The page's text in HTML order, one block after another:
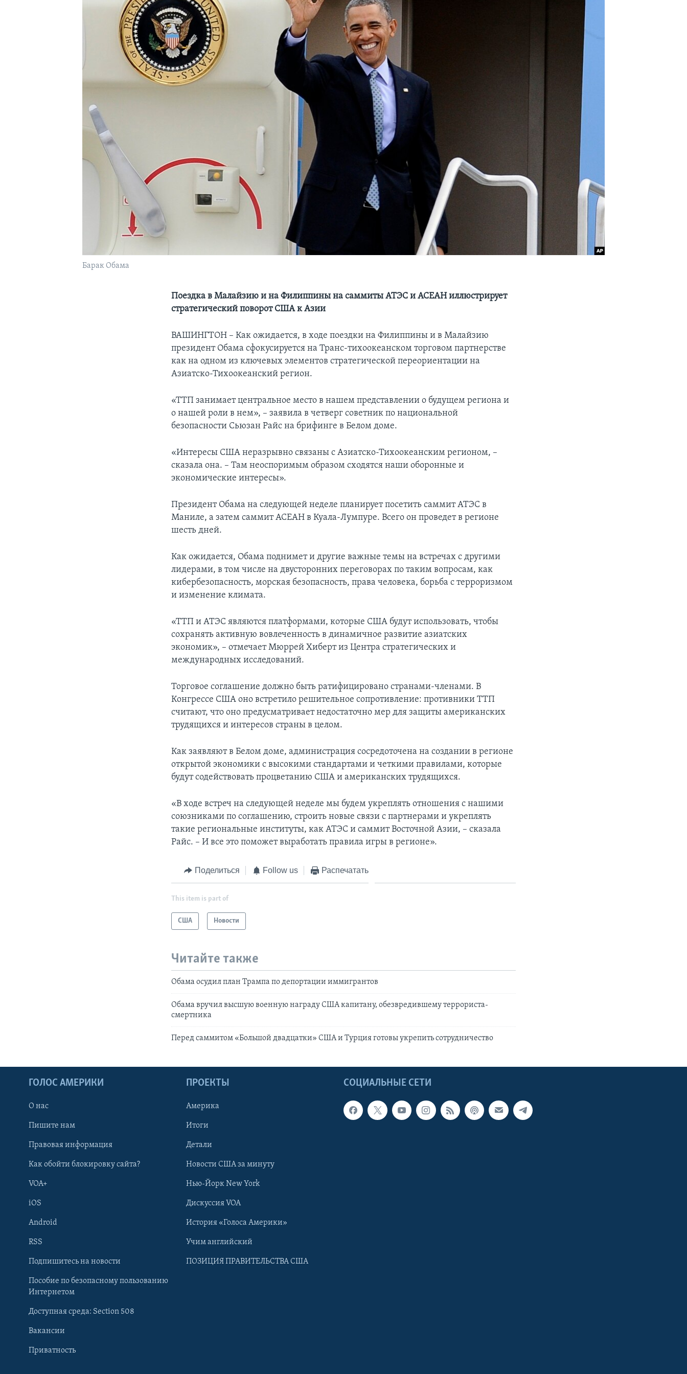
Learning English
Языки
Барак Обама
Поездка в Малайзию и на Филиппины на саммиты АТЭС и АСЕАН иллюстрирует
стратегический поворот США к Азии
ВАШИНГТОН – Как ожидается, в ходе поездки на Филиппины и в Малайзию
президент Обама сфокусируется на Транс-тихоокеанском торговом партнерстве
как на одном из ключевых элементов стратегической переориентации на
Азиатско-Тихоокеанский регион.
«ТТП занимает центральное место в нашем представлении о будущем региона и
о нашей роли в нем», – заявила в четверг советник по национальной
безопасности Сьюзан Райс на брифинге в Белом доме.
«Интересы США неразрывно связаны с Азиатско-Тихоокеанским регионом, –
сказала она. – Там неоспоримым образом сходятся наши оборонные и
экономические интересы».
Президент Обама на следующей неделе планирует посетить саммит АТЭС в
Маниле, а затем саммит АСЕАН в Куала-Лумпуре. Всего он проведет в регионе
шесть дней.
Как ожидается, Обама поднимет и другие важные темы на встречах с другими
лидерами, в том числе на двусторонних переговорах по таким вопросам, как
кибербезопасность, морская безопасность, права человека, борьба с терроризмом
и изменение климата.
«ТТП и АТЭС являются платформами, которые США будут использовать, чтобы
сохранять активную вовлеченность в динамичное развитие азиатских
экономик», – отмечает Мюррей Хиберт из Центра стратегических и
международных исследований.
Торговое соглашение должно быть ратифицировано странами-членами. В
Конгрессе США оно встретило решительное сопротивление: противники ТТП
считают, что оно предусматривает недостаточно мер для защиты американских
трудящихся и интересов страны в целом.
Как заявляют в Белом доме, администрация сосредоточена на создании в регионе
открытой экономики с высокими стандартами и четкими правилами, которые
будут содействовать процветанию США и американских трудящихся.
«В ходе встреч на следующей неделе мы будем укреплять отношения с нашими
союзниками по соглашению, строить новые связи с партнерами и укреплять
такие региональные институты, как АТЭС и саммит Восточной Азии, – сказала
Райс. – И все это поможет выработать правила игры в регионе».
Поделиться Follow us Распечатать
This item is part of
США Новости
Читайте также
Обама осудил план Трампа по депортации иммигрантов
Обама вручил высшую военную награду США капитану, обезвредившему террориста-
смертника
Перед саммитом «Большой двадцатки» США и Турция готовы укрепить сотрудничество
СОЦИАЛЬНЫЕ СЕТИ
ГОЛОС АМЕРИКИ
О нас
Пишите нам
Правовая информация
Как обойти блокировку сайта?
VOA+
iOS
Android
RSS
Подпишитесь на новости
Пособие по безопасному пользованию
Интернетом
Доступная среда: Section 508
Вакансии
Приватность
ПРОЕКТЫ
Америка
Итоги
Детали
Новости США за минуту
Нью-Йорк New York
Дискуссия VOA
История «Голоса Америки»
Учим английский
ПОЗИЦИЯ ПРАВИТЕЛЬСТВА США